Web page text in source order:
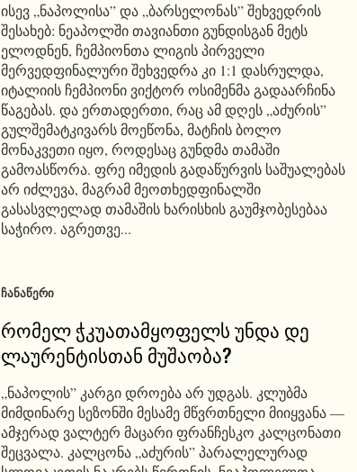
ისევ „ნაპოლისა” და „ბარსელონას” შეხვედრის
შესახებ: ნეაპოლში თავიანთი გუნდისგან მეტს
ელოდნენ, ჩემპიონთა ლიგის პირველი
მერვედფინალური შეხვედრა კი 1:1 დასრულდა,
იტალიის ჩემპიონი ვიქტორ ოსიმენმა გადაარჩინა
წაგებას. და ერთადერთი, რაც ამ დღეს „აძურის”
გულშემატკივარს მოეწონა, მატჩის ბოლო
მონაკვეთი იყო, როდესაც გუნდმა თამაში
გამოასწორა. ფრე იმედის გადაწურვის საშუალებას
არ იძლევა, მაგრამ მეოთხედფინალში
გასასვლელად თამაშის ხარისხის გაუმჯობესებაა
საჭირო. აგრეთვე...
ᲩᲐᲜᲐᲬᲔᲠᲘ
რომელ ჭკუათამყოფელს უნდა დე
ლაურენტისთან მუშაობა?
„ნაპოლის” კარგი დროება არ უდგას. კლუბმა
მიმდინარე სეზონში მესამე მწვრთნელი მიიყვანა —
ამჯერად ვალტერ მაცარი ფრანჩესკო კალცონათი
შეცვალა. კალცონა „აძურის” პარალელურად